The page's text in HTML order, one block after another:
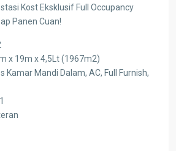
Kost Eksklusif Full Occupancy
Panen Cuan!
x 19m x 4,5Lt (1967m2)
Kamar Mandi Dalam, AC, Full Furnish,